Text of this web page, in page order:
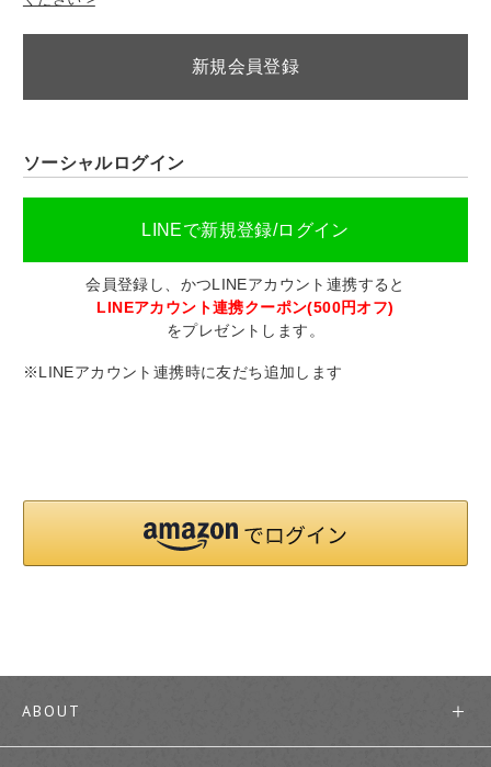
新規会員登録
ソーシャルログイン
LINEで新規登録/ログイン
会員登録し、かつLINEアカウント連携すると
LINEアカウント連携クーポン(500円オフ)
をプレゼントします。
※LINEアカウント連携時に友だち追加します
ABOUT